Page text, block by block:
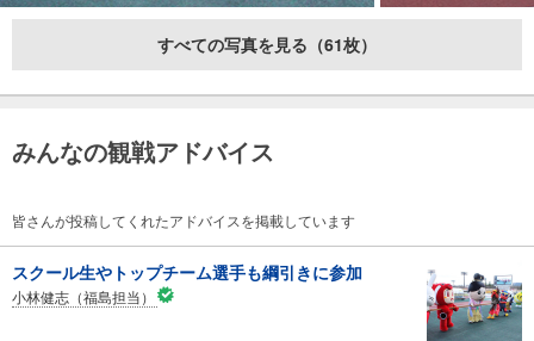
すべての写真を見る（61枚）
みんなの観戦アドバイス
皆さんが投稿してくれたアドバイスを掲載しています
スクール生やトップチーム選手も綱引きに参加
小林健志（福島担当）